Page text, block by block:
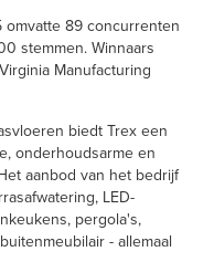
omvatte 89 concurrenten
stemmen. Winnaars
Manufacturing
biedt Trex een
onderhoudsarme en
aanbod van het bedrijf
LED-
pergola's,
- allemaal